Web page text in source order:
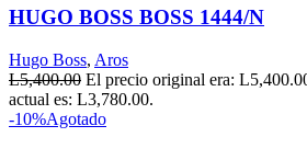
HUGO BOSS BOSS 1444/N
Hugo Boss, Aros
L5,400.00 El precio original era:
actual es: L3,780.00.
-10%Agotado